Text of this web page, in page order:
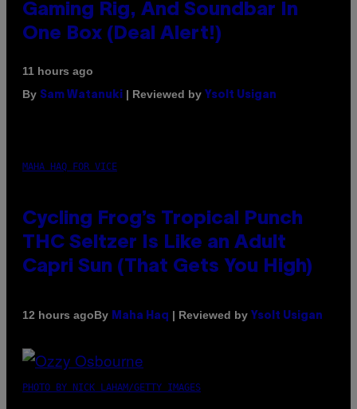
Gaming Rig, And Soundbar In
One Box (Deal Alert!)
11 hours ago
By Sam Watanuki | Reviewed by Ysolt Usigan
MAHA HAQ FOR VICE
Cycling Frog’s Tropical Punch
THC Seltzer Is Like an Adult
Capri Sun (That Gets You High)
12 hours agoBy Maha Haq | Reviewed by Ysolt Usigan
PHOTO BY NICK LAHAM/GETTY IMAGES